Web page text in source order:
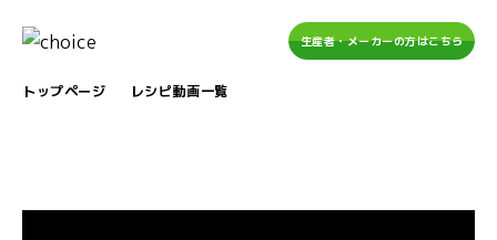
トップページ レシピ動画一覧
生産者・メーカーの方はこちら